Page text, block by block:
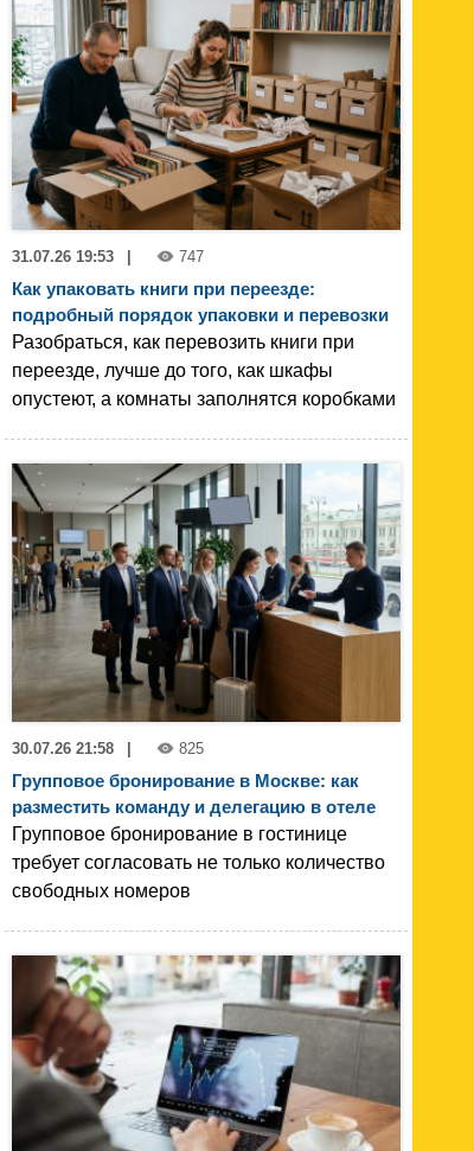
31.07.26 19:53 | 747
Как упаковать книги при переезде:
подробный порядок упаковки и перевозки
Разобраться, как перевозить книги при
переезде, лучше до того, как шкафы
опустеют, а комнаты заполнятся коробками
30.07.26 21:58 825
Групповое бронирование в Москве: как
разместить команду и делегацию в отеле
Групповое бронирование в гостинице
требует согласовать не только количество
свободных номеров